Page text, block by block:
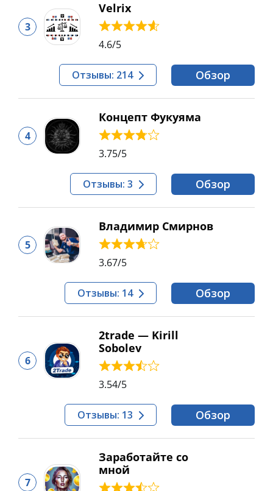
3
Velrix
4.6/5
Отзывы: 214 Обзор
4
Концепт Фукуяма
3.75/5
Отзывы: 3 Обзор
5
Владимир Смирнов
3.67/5
Отзывы: 14 Обзор
6
2trade — Kirill
Sobolev
3.54/5
Отзывы: 13 Обзор
7
Заработайте со
мной